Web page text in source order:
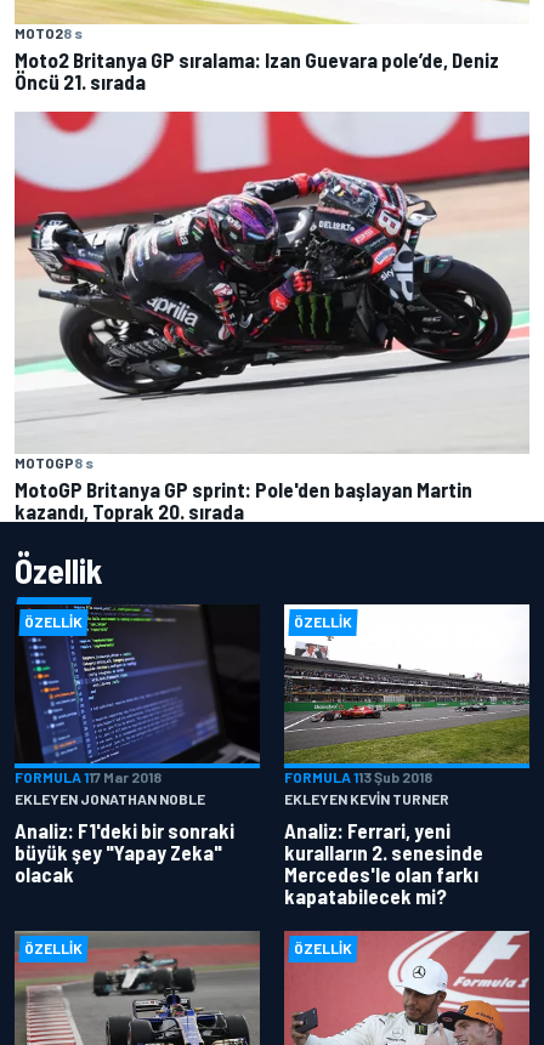
MOTO28 s
Moto2 Britanya GP sıralama: Izan Guevara pole’de, Deniz
Öncü 21. sırada
MOTOGP8 s
MotoGP Britanya GP sprint: Pole'den başlayan Martin
kazandı, Toprak 20. sırada
Özellik
ÖZELLIK
FORMULA 117 Mar 2018
EKLEYEN JONATHAN NOBLE
Analiz: F1'deki bir sonraki
büyük şey "Yapay Zeka"
olacak
ÖZELLIK
FORMULA 113 Şub 2018
EKLEYEN KEVIN TURNER
Analiz: Ferrari, yeni
kuralların 2. senesinde
Mercedes'le olan farkı
kapatabilecek mi?
ÖZELLIK ÖZELLIK